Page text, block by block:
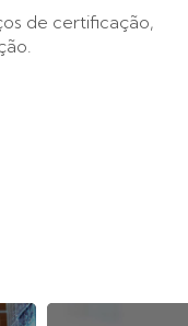
de certificação,